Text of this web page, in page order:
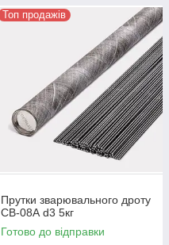
Топ продажів
Прутки зварювального дроту
СВ-08А d3 5кг
Готово до відправки